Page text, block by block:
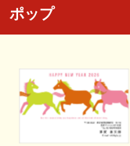
ポップ